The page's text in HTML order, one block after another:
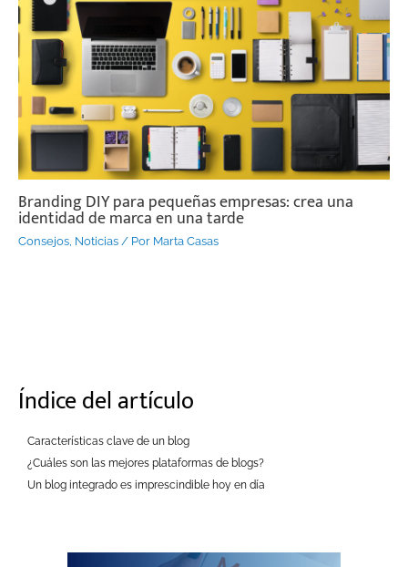
Branding DIY para pequeñas empresas: crea una
identidad de marca en una tarde
Consejos, Noticias / Por Marta Casas
Índice del artículo
Características clave de un blog
¿Cuáles son las mejores plataformas de blogs?
Un blog integrado es imprescindible hoy en día